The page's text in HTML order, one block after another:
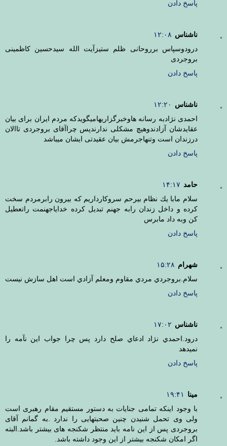
پاسخ دادن
ناشناس ۱۲:۰۸
درودوسپاس برروحانی ظلم ستیزآیت الله سیدحسین کاظمینی
بروجردی
پاسخ دادن
ناشناس
۱۲:۲۰
احمدی نژادبه رسانه هاوخبرگزاریهامیگویدکه مردم ایران برای بیان
عقایدشان آزادندوهیچ مشکلی ندارندپس چراآقای بروجردی تاالان
درزندان است وتنهاجرمش بیان عقیدتی ایشان میباشد
پاسخ دادن
حامد ۱۴:۱۷
سلام مابا يك نظام بيرحم سروكارداريم كه بيرون رابرمردم سخت
كرده و داخل زندان رابه جهنم تبديل كرده خداياجهنمت راتعطيل
كن وبه داد مابرس
پاسخ دادن
شهرام ۱۵:۲۸
سلام.بروجردي مردي مقاوم ومعلم آزادي است اهل سازش نيست
پاسخ دادن
ناشناس ۱۷:۰۲
درود.احمدي نژاد ادعاي صلح دارد پس چرا جواب اين نآمه را
نميدهد
پاسخ دادن
مینا
۱۹:۴۱
با وجود اینکه تمامی جنایات به دستور مستقیم مقام رهبری است
ولی وی تحمل شنیدن چنین صحبتهایی را ندارد .به گمانم آقای
بروجردی پس از این نامه باید منتظر شکنجه های بیشتر باشد.البته
اگر امکان شکنجه بیشتر از این وجود داشته باشد.